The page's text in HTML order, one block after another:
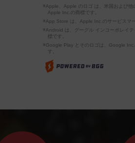
※Apple、Apple のロゴ は、米国および他
Apple Inc.の商標です。
※App Store は、Apple Inc.のサービスマー
※Android は、グーグル インコーポレイテ
標です。
※Google Play とそのロゴは、Google
す。